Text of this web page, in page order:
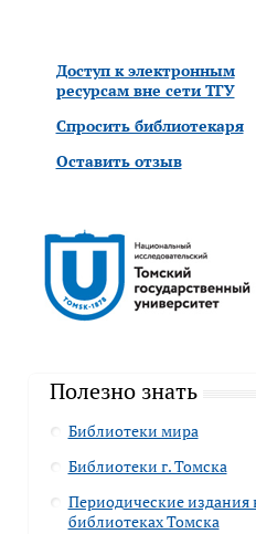
Доступ к электронным
ресурсам вне сети ТГУ
Спросить библиотекаря
Оставить отзыв
Полезно знать
Библиотеки мира
Библиотеки г. Томска
Периодические издания
библиотеках Томска